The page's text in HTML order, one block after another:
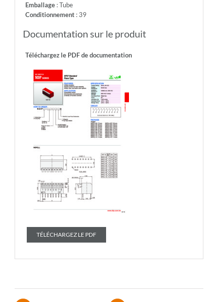
Emballage: Tube
Conditionnement: 39
Documentation sur le produit
Téléchargez le PDF de documentation
TÉLÉCHARGEZ LE PDF